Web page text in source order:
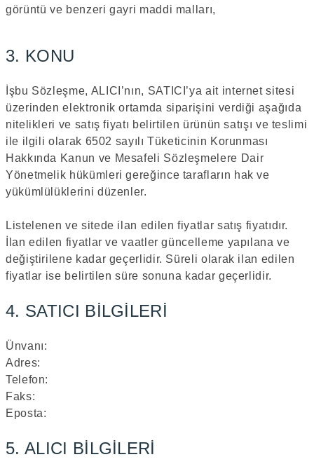
görüntü ve benzeri gayri maddi malları,
3. KONU
İşbu Sözleşme, ALICI’nın, SATICI’ya ait internet sitesi
üzerinden elektronik ortamda siparişini verdiği aşağıda
nitelikleri ve satış fiyatı belirtilen ürünün satışı ve teslimi
ile ilgili olarak 6502 sayılı Tüketicinin Korunması
Hakkında Kanun ve Mesafeli Sözleşmelere Dair
Yönetmelik hükümleri gereğince tarafların hak ve
yükümlülüklerini düzenler.
Listelenen ve sitede ilan edilen fiyatlar satış fiyatıdır.
İlan edilen fiyatlar ve vaatler güncelleme yapılana ve
değiştirilene kadar geçerlidir. Süreli olarak ilan edilen
fiyatlar ise belirtilen süre sonuna kadar geçerlidir.
4. SATICI BİLGİLERİ
Ünvanı:
Adres:
Telefon:
Faks:
Eposta:
5. ALICI BİLGİLERİ